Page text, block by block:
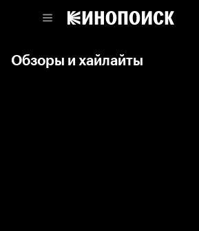
Обзоры и хайлайты